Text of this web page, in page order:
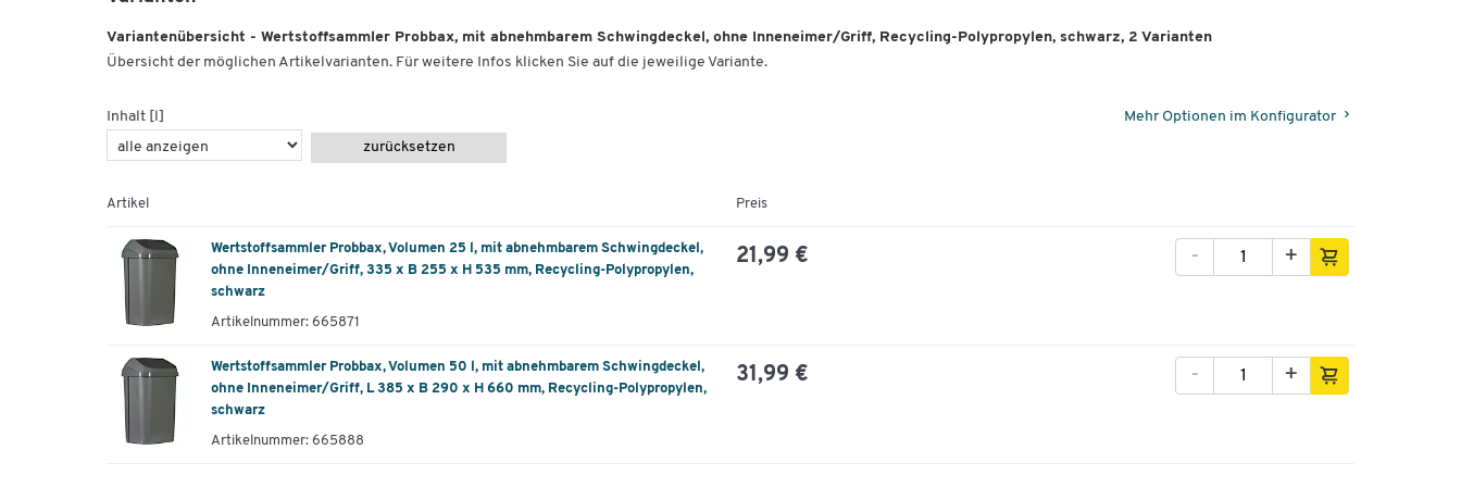
Variantenübersicht - Wertstoffsammler Probbax, mit abnehmbarem Schwingdeckel, ohne Inneneimer/Griff, Recycling-Polypropylen, schwarz, 2 Varianten
Übersicht der möglichen Artikelvarianten. Für weitere Infos klicken Sie auf die jeweilige Variante.
Inhalt [l]
zurücksetzen
Mehr Optionen im Konfigurator
Artikel Preis
Wertstoffsammler Probbax, Volumen 25 l, mit abnehmbarem Schwingdeckel,
ohne Inneneimer/Griff, 335 x B 255 x H 535 mm, Recycling-Polypropylen,
schwarz
Artikelnummer: 665871
21,99 € +
-
Wertstoffsammler Probbax, Volumen 50 l, mit abnehmbarem Schwingdeckel,
ohne Inneneimer/Griff, L 385 x B 290 x H 660 mm, Recycling-Polypropylen,
schwarz
Artikelnummer: 665888
31,99 € +
-